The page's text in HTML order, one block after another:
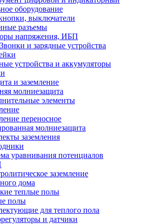
оборудование
выключатели
разъемы
напряжения, ИБП
и зарядные устройства
устройства и аккумуляторы
и заземление
молниезащита
элементы
переносное
молниезащита
заземления
уравнивания потенциалов
заземление
дома
теплые полы
полы
для теплого пола
и датчики